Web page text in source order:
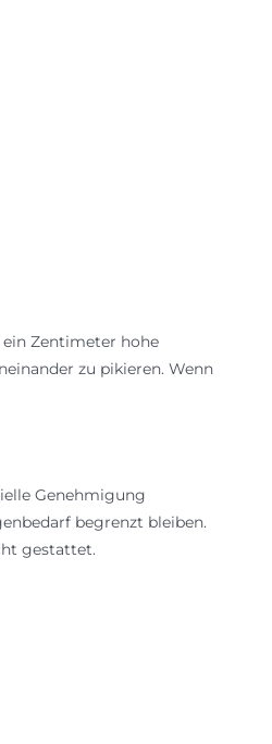
ein Zentimeter hohe
zu pikieren. Wenn
Genehmigung
begrenzt bleiben.
gestattet.